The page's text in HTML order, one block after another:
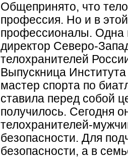
Общепринято, что
профессия. Но и в
профессионалы. Одна
директор Северо-
телохранителей
Выпускница
мастер спорта по
ставила перед собой
получилось. Сегодня
телохранителей-
безопасности. Для
безопасности, а в